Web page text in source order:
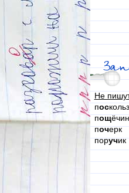
Не
пос
пощ
почерк
поручик